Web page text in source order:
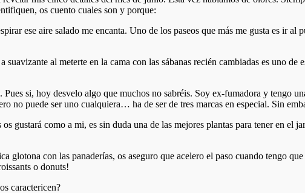
os cuento cuales son y porque:
ese aire salado me encanta. Uno de los paseos que más me gusta es ir
suavizante al meterte en la cama con las sábanas recién cambiadas es uno
si, hoy desvelo algo que muchos no sabréis. Soy ex-fumadora y tengo
no puede ser uno cualquiera… ha de ser de tres marcas en especial. Sin
gustará como a mi, es sin duda una de las mejores plantas para tener en
glotona con las panaderías, os aseguro que acelero el paso cuando tengo
o donuts!
caractericen?